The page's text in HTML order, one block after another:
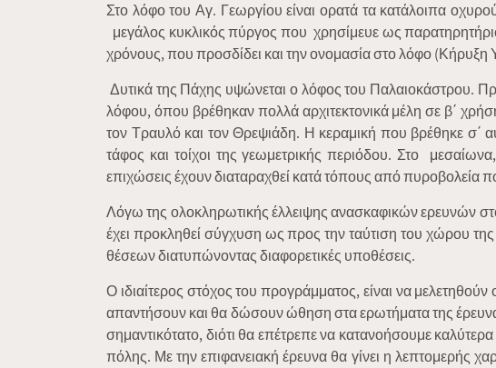
Στο λόφο του Αγ. Γεωργίου είναι ορατά τα κατάλοιπα
μεγάλος κυκλικός πύργος που χρησίμευε ως
χρόνους, που προσδίδει και την ονομασία στο λόφο
Δυτικά της Πάχης υψώνεται ο λόφος του Παλαιοκάστρου.
λόφου, όπου βρέθηκαν πολλά αρχιτεκτονικά μέλη σε β΄
τον Τραυλό και τον Θρεψιάδη. Η κεραμική που βρέθηκε σ΄
τάφος και τοίχοι της γεωμετρικής περιόδου. Στο
επιχώσεις έχουν διαταραχθεί κατά τόπους από πυροβολεία
Λόγω της ολοκληρωτικής έλλειψης ανασκαφικών ερευνών
έχει προκληθεί σύγχυση ως προς την ταύτιση του χώρου
θέσεων διατυπώνοντας διαφορετικές υποθέσεις.
Ο ιδιαίτερος στόχος του προγράμματος, είναι να
απαντήσουν και θα δώσουν ώθηση στα ερωτήματα της
σημαντικότατο, διότι θα επέτρεπε να κατανοήσουμε
πόλης. Με την επιφανειακή έρευνα θα γίνει η λεπτομερής